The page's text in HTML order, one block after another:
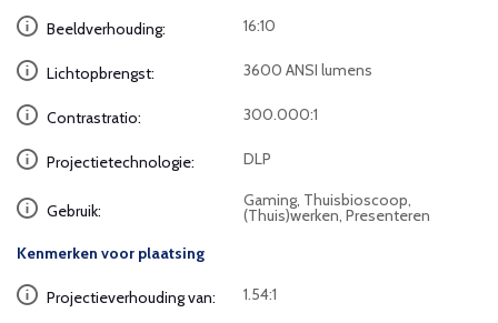
Beeldverhouding: 16:10
Lichtopbrengst: 3600 ANSI lumens
Contrastratio: 300.000:1
Projectietechnologie: DLP
Gebruik:
Gaming, Thuisbioscoop,
(Thuis)werken, Presenteren
Kenmerken voor plaatsing
Projectieverhouding van: 1.54:1